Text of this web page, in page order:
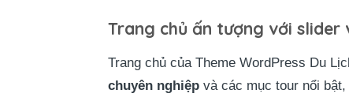
Trang chủ ấn tượng với
Trang chủ của Theme WordPress Du
chuyên nghiệp và các mục tour nổi